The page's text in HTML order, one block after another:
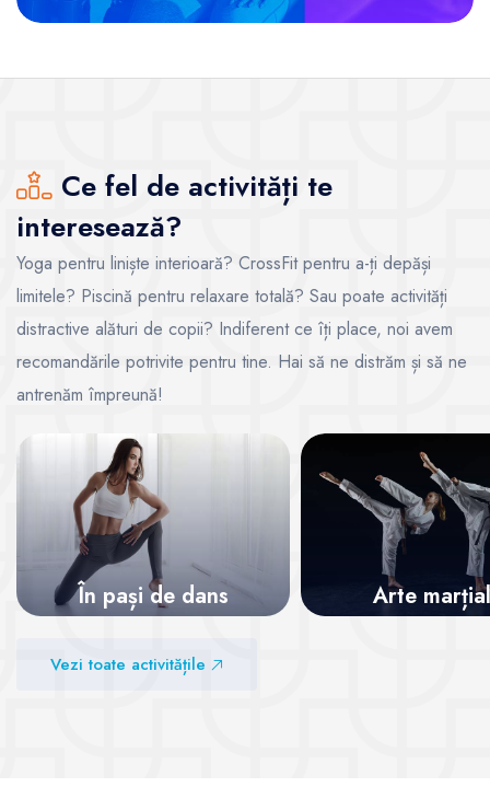
Ce fel de activități te
interesează?
Yoga pentru liniște interioară? CrossFit pentru a-ți depăși
limitele? Piscină pentru relaxare totală? Sau poate activități
distractive alături de copii? Indiferent ce îți place, noi avem
recomandările potrivite pentru tine. Hai să ne distrăm și să ne
antrenăm împreună!
În pași de dans
Vezi sălile
Arte
Vezi toate activitățile